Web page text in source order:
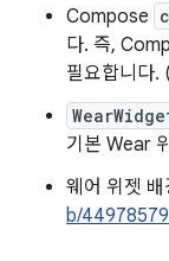
Compose
다. 즉,
필요합니다. (
기본 Wear
웨어 위젯
b/